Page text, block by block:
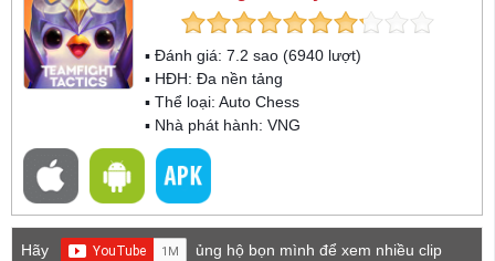
▪ Đánh giá: 7.2 sao (6940 lượt)
▪ HĐH: Đa nền tảng
▪ Thể loại: Auto Chess
▪ Nhà phát hành: VNG
Hãy
ủng hộ bọn mình để xem nhiều clip